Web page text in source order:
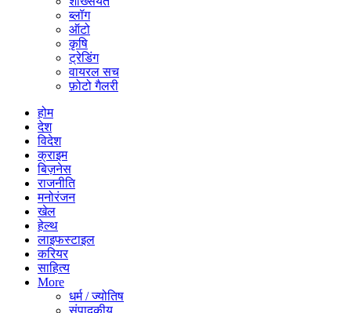
ब्लॉग
ऑटो
कृषि
ट्रेडिंग
वायरल सच
फ़ोटो गैलरी
होम
देश
विदेश
क्राइम
बिज़नेस
राजनीति
मनोरंजन
खेल
हेल्थ
लाइफस्टाइल
करियर
साहित्य
More
धर्म / ज्योतिष
संपादकीय